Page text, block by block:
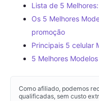
Lista de 5
Os 5 Melhores
promoção
Principais 5 celular
5 Melhores
Como afiliado, podemos
qualificadas, sem custo